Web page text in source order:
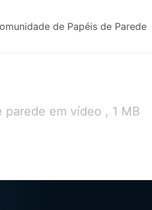
de Papéis de Parede
em vídeo , 1 MB